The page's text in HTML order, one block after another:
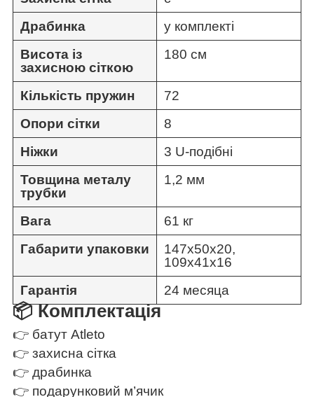
Драбинка
у комплекті
Висота із
захисною сіткою
180 см
Кількість пружин
72
Опори сітки
8
Ніжки
3 U-подібні
Товщина металу
трубки
1,2 мм
Вага
61 кг
Габарити упаковки
147х50х20,
109х41х16
Гарантія
24 месяца
📦 Комплектація
👉 батут Atleto
👉 захисна сітка
👉 драбинка
👉 подарунковий м’ячик